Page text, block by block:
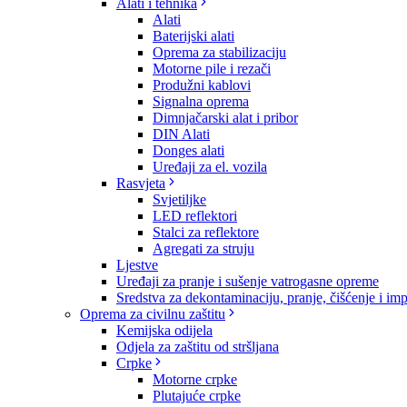
Alati i tehnika
Alati
Baterijski alati
Oprema za stabilizaciju
Motorne pile i rezači
Produžni kablovi
Signalna oprema
Dimnjačarski alat i pribor
DIN Alati
Donges alati
Uređaji za el. vozila
Rasvjeta
Svjetiljke
LED reflektori
Stalci za reflektore
Agregati za struju
Ljestve
Uređaji za pranje i sušenje vatrogasne opreme
Sredstva za dekontaminaciju, pranje, čišćenje i
Oprema za civilnu zaštitu
Kemijska odijela
Odjela za zaštitu od stršljana
Crpke
Motorne crpke
Plutajuće crpke